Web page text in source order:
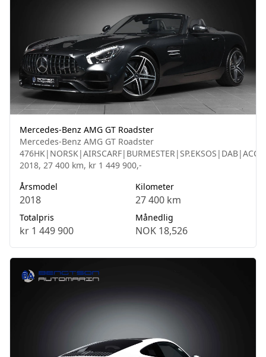
Mercedes-Benz AMG GT Roadster
Mercedes-Benz AMG GT Roadster
2018, 27 400 km, kr 1 449 900,-
Årsmodel
2018
Kilometer
27 400 km
Totalpris
kr 1 449 900
Månedlig
NOK 18,526